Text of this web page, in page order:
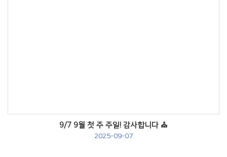
9/7 9월 첫 주 주일! 감사합니다 ⛪️
2025-09-07